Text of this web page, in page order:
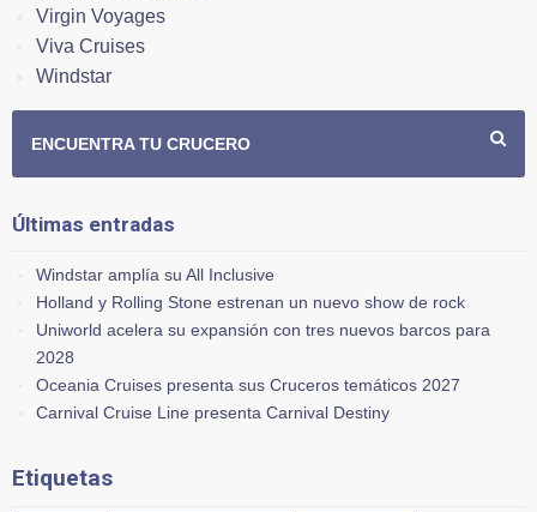
Virgin Voyages
Viva Cruises
Windstar
ENCUENTRA TU CRUCERO
Últimas entradas
Windstar amplía su All Inclusive
Holland y Rolling Stone estrenan un nuevo show de rock
Uniworld acelera su expansión con tres nuevos barcos para
2028
Oceania Cruises presenta sus Cruceros temáticos 2027
Carnival Cruise Line presenta Carnival Destiny
Etiquetas